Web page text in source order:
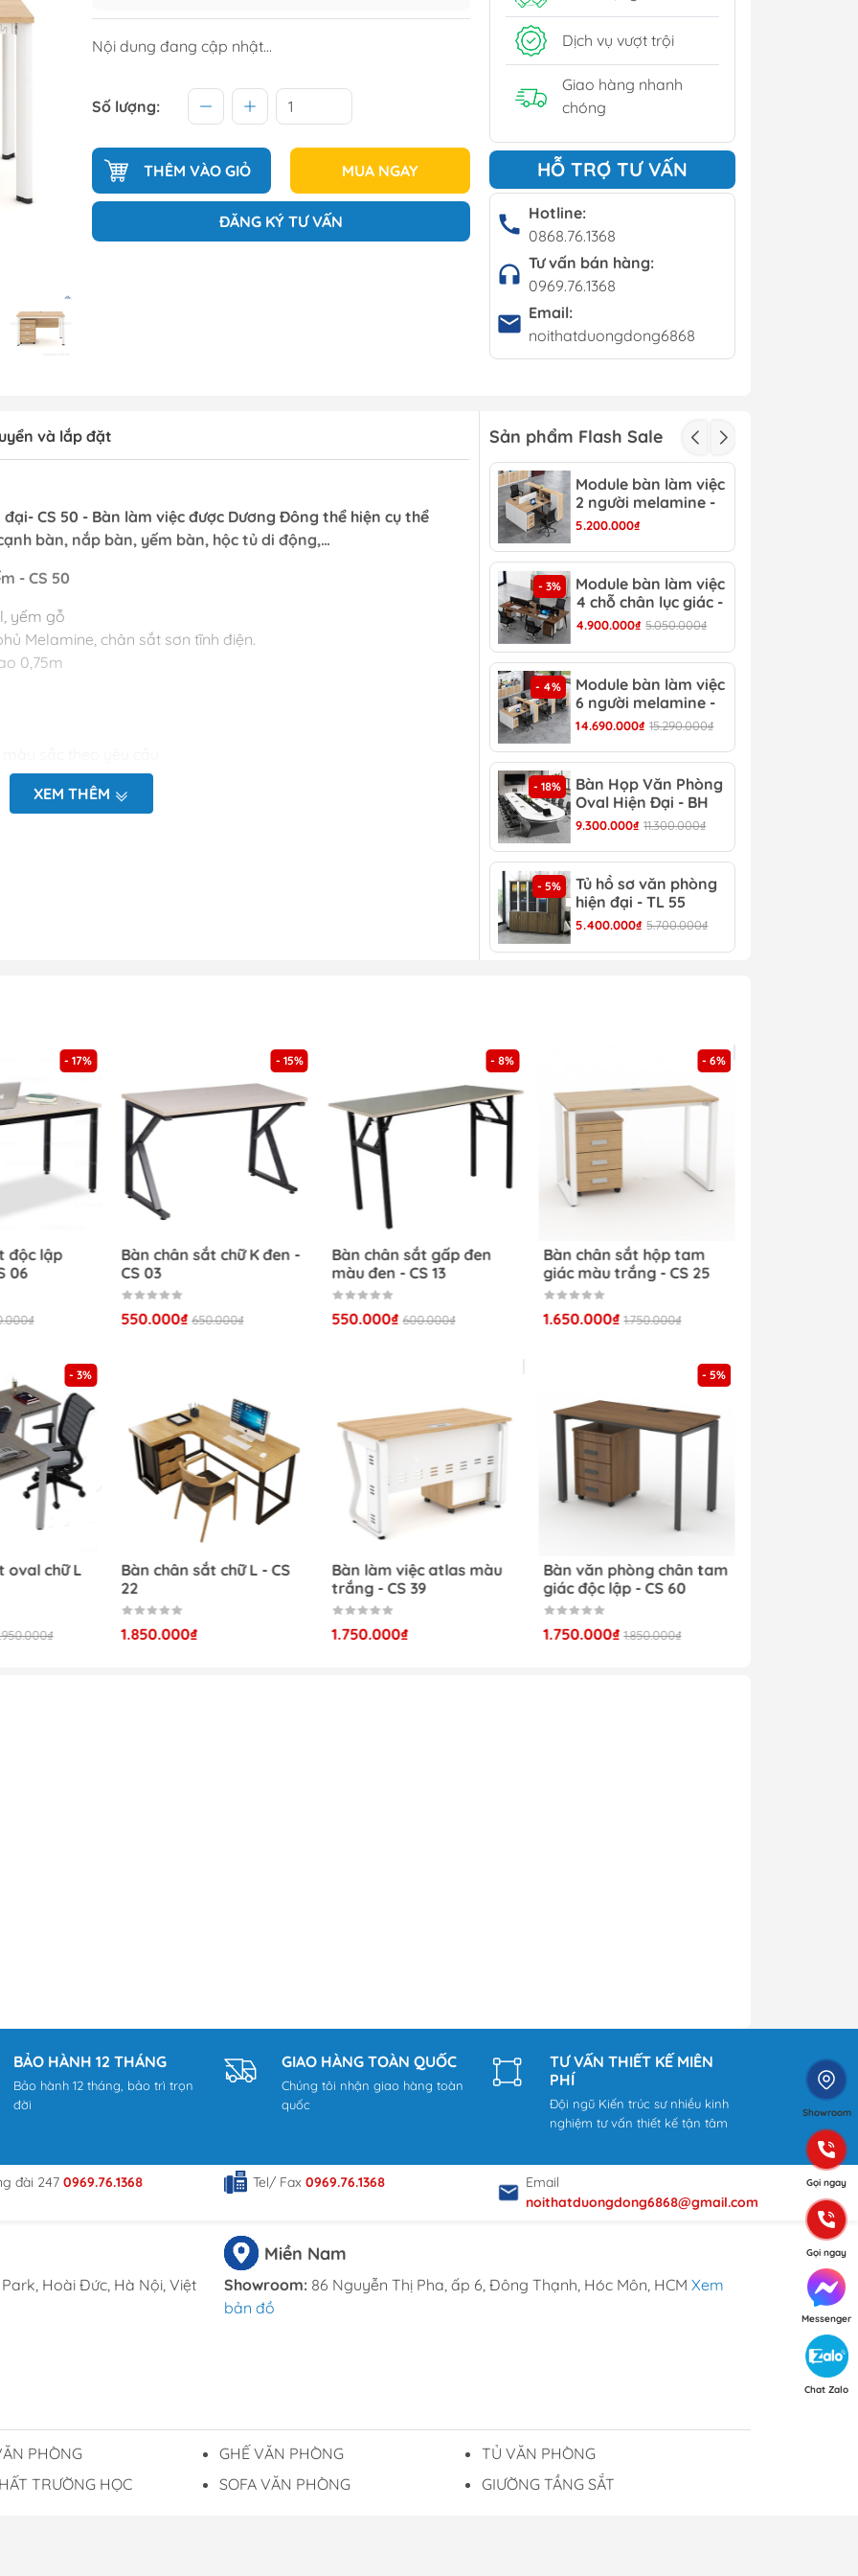
Sofa văng
Sofa phòng chờ thư giãn
Bộ bàn ghế cafe
Bàn cafe
Ghế cafe
Ghế bar
Nội dung đang cập nhật...
Số lượng:
THÊM VÀO GIỎ MUA NGAY
ĐĂNG KÝ TƯ VẤN
Dịch vụ vượt trội
Giao hàng nhanh
chóng
HỖ TRỢ TƯ VẤN
Hotline:
0868.76.1368
Tư vấn bán hàng:
0969.76.1368
Email:
noithatduongdong6868
và lắp đặt
CS 50 - Bàn làm việc được Dương Đông thể hiện cụ thể
bàn, nắp bàn, yếm bàn, hộc tủ di động,…
- CS 50
yếm gỗ
Melamine, chân sắt sơn tĩnh điện.
0,75m
theo nhu cầu của khách hàng và xem chi tiết sản phẩm
- CS 50
gia đình
nghiệp
ứng mọi nhu cầu khách hàng
theo yêu cầu. Liên hệ
0969.76.1368
nội thất cho gia đình và
Bàn làm việc văn phòng chân oval
đốc giá rẻ
Từ Liêm, Hà Nội
XEM THÊM
Sản phẩm Flash Sale
Module bàn làm việc
2 người melamine -
CB 15
5.200.000₫
- 3%
Module bàn làm việc
4 chỗ chân lục giác -
CB 17
4.900.000₫ 5.050.000₫
- 4%
Module bàn làm việc
6 người melamine -
CB 20
14.690.000₫ 15.290.000₫
- 18%
Bàn Họp Văn Phòng
Oval Hiện Đại - BH
44
9.300.000₫ 11.300.000₫
- 5%
Tủ hồ sơ văn phòng
hiện đại - TL 55
5.400.000₫ 5.700.000₫
- 17%
độc lập
06
- 15%
Bàn chân sắt chữ K đen -
CS 03
550.000₫ 650.000₫
- 8%
Bàn chân sắt gấp đen
màu đen - CS 13
550.000₫ 600.000₫
- 6%
Bàn chân sắt hộp tam
giác màu trắng - CS 25
1.650.000₫ 1.750.000₫
- 3%
oval chữ L
Bàn chân sắt chữ L - CS
22
1.850.000₫
Bàn làm việc atlas màu
trắng - CS 39
1.750.000₫
- 5%
Bàn văn phòng chân tam
giác độc lập - CS 60
1.750.000₫ 1.850.000₫
BẢO HÀNH 12 THÁNG
Bảo hành 12 tháng, bảo trì trọn
đời
GIAO HÀNG TOÀN QUỐC
Chúng tôi nhận giao hàng toàn
quốc
TƯ VẤN THIẾT KẾ MIỄN
PHÍ
Đội ngũ Kiến trúc sư nhiều kinh
nghiệm tư vấn thiết kế tận tâm
đài 247 0969.76.1368 Tel/ Fax 0969.76.1368
Email
noithatduongdong6868@gmail.com
Hoài Đức, Hà Nội, Việt
Miền Nam
Showroom: 86 Nguyễn Thị Pha, ấp 6, Đông Thạnh, Hóc Môn, HCM Xem
bản đồ
PHÒNG GHẾ VĂN PHÒNG
TỦ VĂN PHÒNG
TRƯỜNG HỌC SOFA VĂN PHÒNG GIƯỜNG TẦNG SẮT
Showroom
Gọi ngay
Gọi ngay
Messenger
Chat Zalo